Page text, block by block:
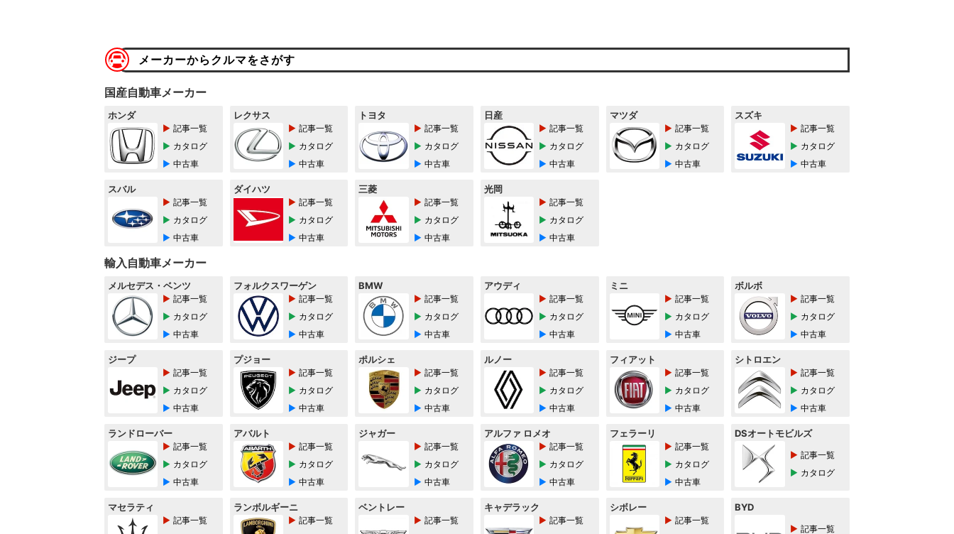
メーカーからクルマをさがす
国産自動車メーカー
ホンダ
記事一覧
カタログ
中古車
レクサス
記事一覧
カタログ
中古車
トヨタ
記事一覧
カタログ
中古車
日産
記事一覧
カタログ
中古車
マツダ
記事一覧
カタログ
中古車
スズキ
記事一覧
カタログ
中古車
スバル
記事一覧
カタログ
中古車
ダイハツ
記事一覧
カタログ
中古車
三菱
記事一覧
カタログ
中古車
光岡
記事一覧
カタログ
中古車
輸入自動車メーカー
メルセデス・ベンツ
記事一覧
カタログ
中古車
フォルクスワーゲン
記事一覧
カタログ
中古車
BMW
記事一覧
カタログ
中古車
アウディ
記事一覧
カタログ
中古車
ミニ
記事一覧
カタログ
中古車
ボルボ
記事一覧
カタログ
中古車
ジープ
記事一覧
カタログ
中古車
プジョー
記事一覧
カタログ
中古車
ポルシェ
記事一覧
カタログ
中古車
ルノー
記事一覧
カタログ
中古車
フィアット
記事一覧
カタログ
中古車
シトロエン
記事一覧
カタログ
中古車
ランドローバー
記事一覧
カタログ
中古車
アバルト
記事一覧
カタログ
中古車
ジャガー
記事一覧
カタログ
中古車
アルファ ロメオ
記事一覧
カタログ
中古車
フェラーリ
記事一覧
カタログ
中古車
DSオートモビルズ
記事一覧
カタログ
マセラティ
記事一覧
ランボルギーニ
記事一覧
ベントレー
記事一覧
キャデラック
記事一覧
シボレー
記事一覧
BYD
記事一覧